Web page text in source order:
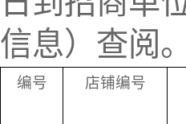
信息）查阅。
编号 店铺编号